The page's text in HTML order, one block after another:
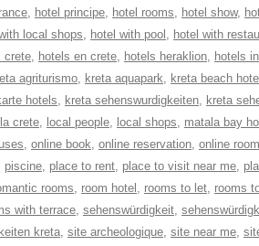
, hotel principe, hotel rooms, hotel show,
local shops, hotel with pool , hotel with
crete, hotels en crete, hotels heraklion, hotels
agriturismo, kreta aquapark, kreta beach hotel
hotels, kreta sehenswurdigkeiten, kreta
la crete, local people, local shops, matala bay
, online book, online reservation, online
piscine, place to rent, place to visit near me,
rooms, room hotel , rooms to let, rooms
with terrace, sehenswürdigkeit,
kreta, site archeologique, site near me,